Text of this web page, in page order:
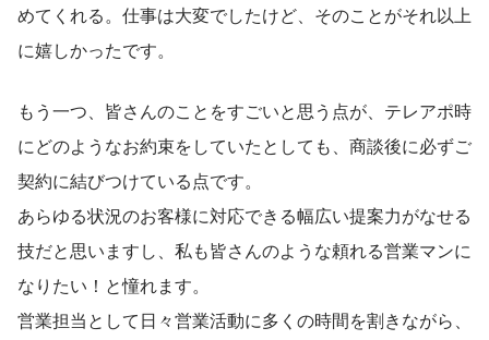
めてくれる。仕事は大変でしたけど、そのことがそれ以上
に嬉しかったです。
もう一つ、皆さんのことをすごいと思う点が、テレアポ時
にどのようなお約束をしていたとしても、商談後に必ずご
契約に結びつけている点です。
あらゆる状況のお客様に対応できる幅広い提案力がなせる
技だと思いますし、私も皆さんのような頼れる営業マンに
なりたい！と憧れます。
営業担当として日々営業活動に多くの時間を割きながら、